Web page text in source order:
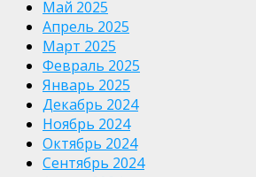
Май 2025
Апрель 2025
Март 2025
Февраль 2025
Январь 2025
Декабрь 2024
Ноябрь 2024
Октябрь 2024
Сентябрь 2024